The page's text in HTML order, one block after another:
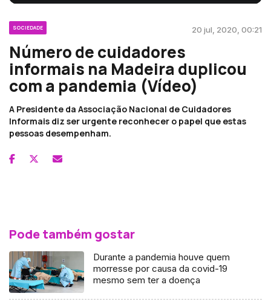
SOCIEDADE 20 jul, 2020, 00:21
Número de cuidadores
informais na Madeira duplicou
com a pandemia (Vídeo)
A Presidente da Associação Nacional de Cuidadores
Informais diz ser urgente reconhecer o papel que estas
pessoas desempenham.
Pode também gostar
Durante a pandemia houve quem
morresse por causa da covid-19
mesmo sem ter a doença